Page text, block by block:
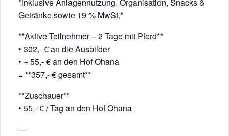
Getränke sowie 19 % MwSt.*
**Aktive Teilnehmer – 2 Tage mit Pferd**
• 302,- € an die Ausbilder
• + 55,- € an den Hof Ohana
= **357,- € gesamt**
**Zuschauer**
• 55,- € / Tag an den Hof Ohana
—